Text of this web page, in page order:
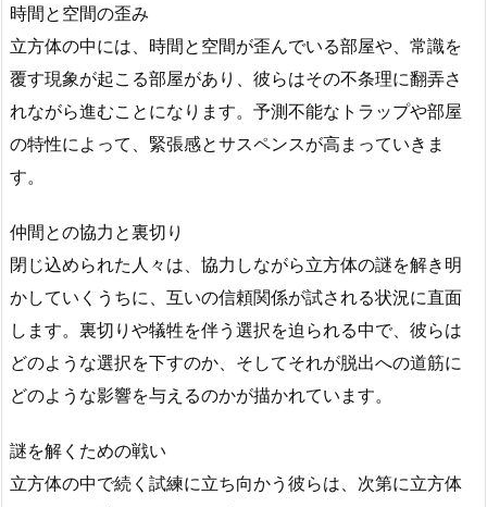
時間と空間の歪み
立方体の中には、時間と空間が歪んでいる部屋や、常識を
覆す現象が起こる部屋があり、彼らはその不条理に翻弄さ
れながら進むことになります。予測不能なトラップや部屋
の特性によって、緊張感とサスペンスが高まっていきま
す。
仲間との協力と裏切り
閉じ込められた人々は、協力しながら立方体の謎を解き明
かしていくうちに、互いの信頼関係が試される状況に直面
します。裏切りや犠牲を伴う選択を迫られる中で、彼らは
どのような選択を下すのか、そしてそれが脱出への道筋に
どのような影響を与えるのかが描かれています。
謎を解くための戦い
立方体の中で続く試練に立ち向かう彼らは、次第に立方体